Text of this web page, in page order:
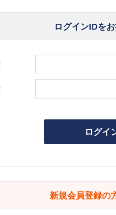
ログインIDを
ログイ
新規会員登録の